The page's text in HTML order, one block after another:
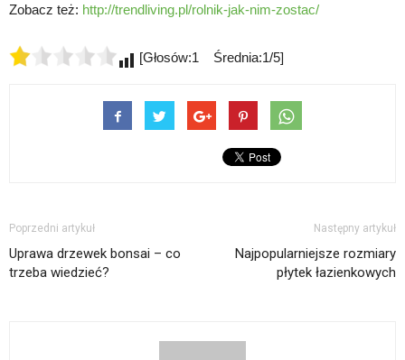
Zobacz też: http://trendliving.pl/rolnik-jak-nim-zostac/
[Głosów:1 Średnia:1/5]
Poprzedni artykuł
Uprawa drzewek bonsai – co
trzeba wiedzieć?
Następny artykuł
Najpopularniejsze rozmiary
płytek łazienkowych